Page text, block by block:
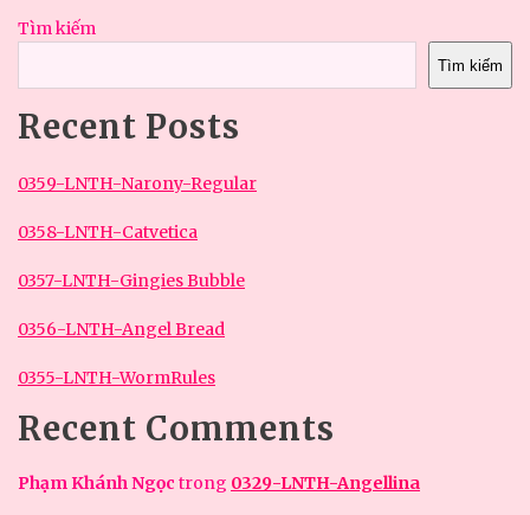
Tìm kiếm
Tìm kiếm
Recent Posts
0359-LNTH-Narony-Regular
0358-LNTH-Catvetica
0357-LNTH-Gingies Bubble
0356-LNTH-Angel Bread
0355-LNTH-WormRules
Recent Comments
Phạm Khánh Ngọc trong 0329-LNTH-Angellina